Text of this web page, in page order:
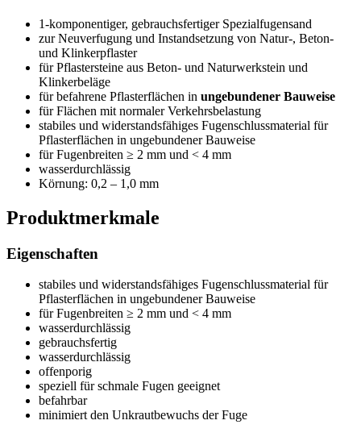
1-komponentiger, gebrauchsfertiger Spezialfugensand
zur Neuverfugung und Instandsetzung von Natur-, Beton-
und Klinkerpflaster
für Pflastersteine aus Beton- und Naturwerkstein und
Klinkerbeläge
für befahrene Pflasterflächen in ungebundener Bauweise
für Flächen mit normaler Verkehrsbelastung
stabiles und widerstandsfähiges Fugenschlussmaterial für
Pflasterflächen in ungebundener Bauweise
für Fugenbreiten ≥ 2 mm und < 4 mm
wasserdurchlässig
Körnung: 0,2 – 1,0 mm
Produktmerkmale
Eigenschaften
stabiles und widerstandsfähiges Fugenschlussmaterial für
Pflasterflächen in ungebundener Bauweise
für Fugenbreiten ≥ 2 mm und < 4 mm
wasserdurchlässig
gebrauchsfertig
wasserdurchlässig
offenporig
speziell für schmale Fugen geeignet
befahrbar
minimiert den Unkrautbewuchs der Fuge